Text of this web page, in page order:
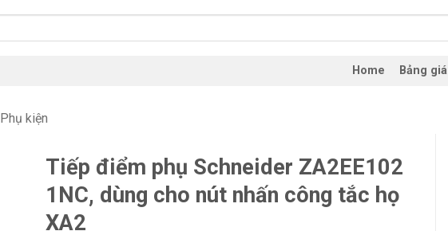
Home Bảng giá
Phụ kiện
Tiếp điểm phụ Schneider ZA2EE102
1NC, dùng cho nút nhấn công tắc họ
XA2